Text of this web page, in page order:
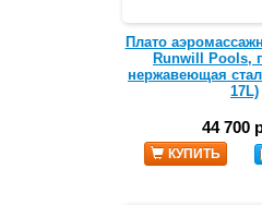
Плато
Runwill Pools,
нержавеющая
17L)
44 700
КУПИТЬ